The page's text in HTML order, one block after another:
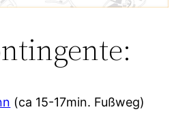
(ca 15-17min. Fußweg)